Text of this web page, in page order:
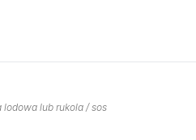
lodowa lub rukola / sos